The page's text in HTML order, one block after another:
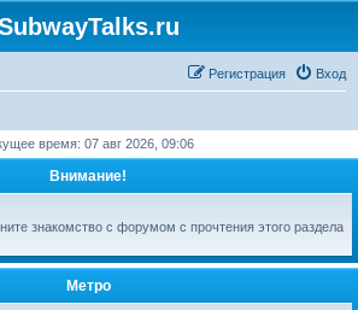
Вход
Регистрация
время: 07 авг 2026, 09:06
Внимание!
знакомство с форумом с прочтения этого раздела
Метро